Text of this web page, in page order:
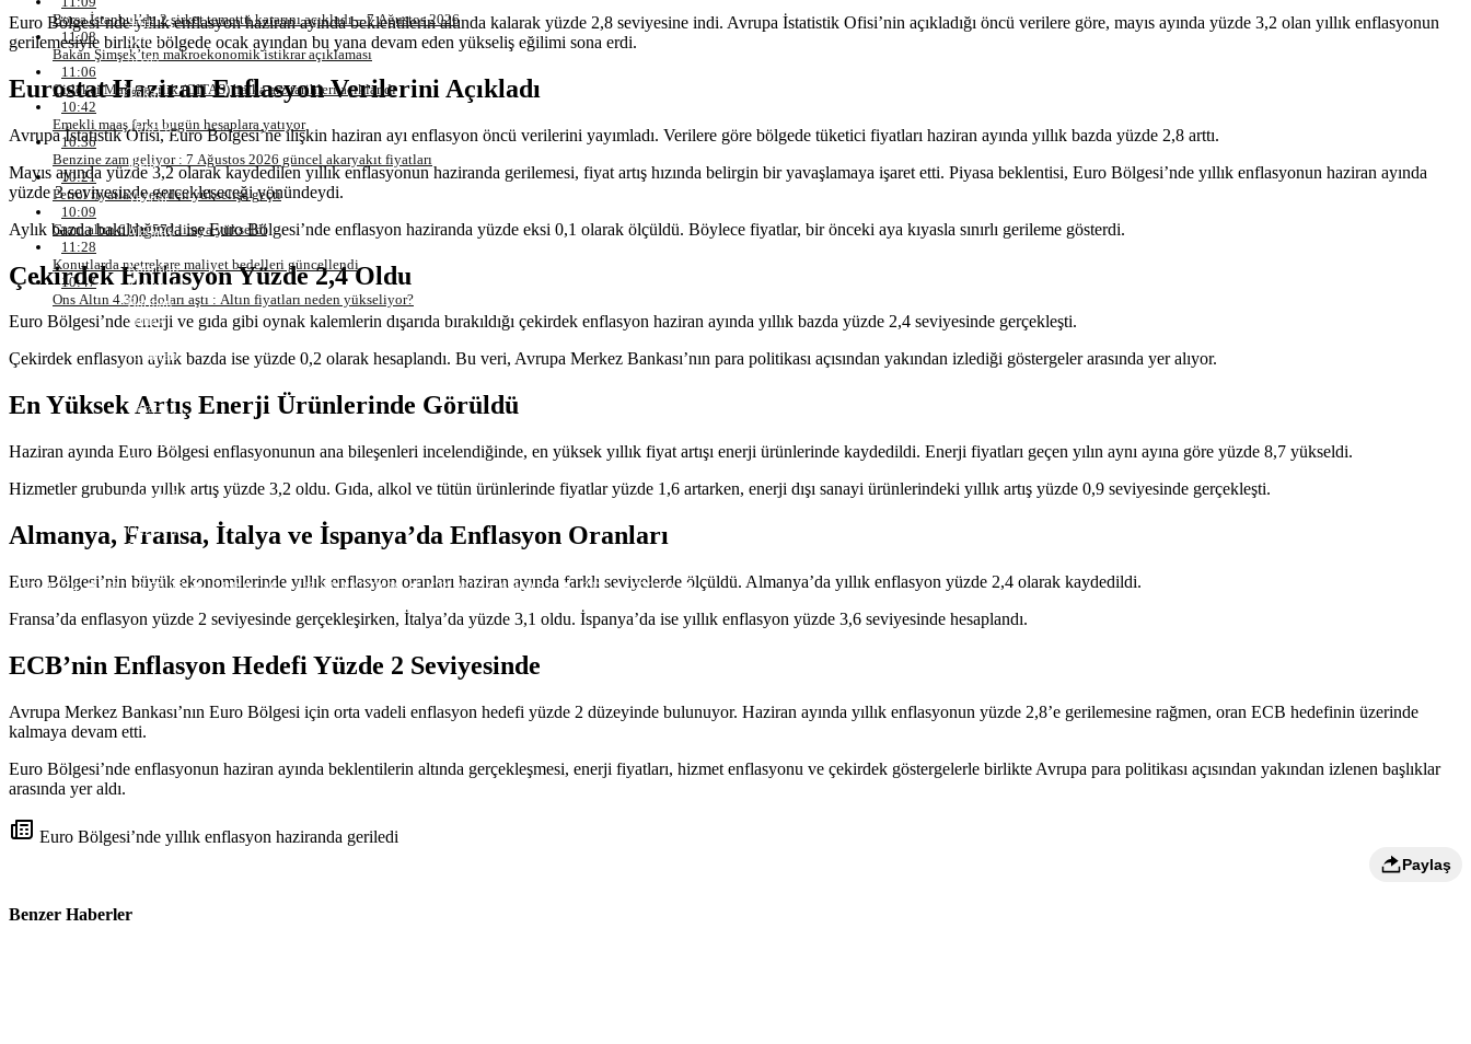
Siirt
Sinop
Sivas
Tekirdağ
Tokat
Tunceli
Şanlıurfa
Uşak
Van
Yozgat
Aksaray
Karaman
Kırıkkale
Batman
Şırnak
Ardahan
Karabük
Osmaniye
Düzce
Gazimağusa
Güzelyurt
İskele
USD 47,74 EURO 55,25 GBP 64,48 BIST 13.779,39 GR. ALTIN 6.660,55 BTC 64.972,00
Borsa İstanbul’da 2 şirket temettü kararını açıkladı – 7 Ağustos 2026
11:08
Bakan Şimşek’ten makroekonomik istikrar açıklaması
11:06
Çitlekçi Mağazacılık (CITAS) halka arz tarihleri açıklandı
10:42
Emekli maaş farkı bugün hesaplara yatıyor
10:36
Benzine zam geliyor : 7 Ağustos 2026 güncel akaryakıt fiyatları
10:21
Petrol fiyatları yeniden yükselişe geçti
10:09
Gram altın 6 bin 574 liraya yükseldi
11:28
Konutlarda metrekare maliyet bedelleri güncellendi
10:47
Ons Altın 4.300 doları aştı : Altın fiyatları neden yükseliyor?
Euro Bölgesi’nde yıllık enflasyon haziran ayında beklentilerin altında kalarak yüzde 2,8 seviyesine indi. Avrupa İstatistik Ofisi’nin açıkladığı öncü verilere göre, mayıs ayında yüzde 3,2 olan yıllık enflasyonun
gerilemesiyle birlikte bölgede ocak ayından bu yana devam eden yükseliş eğilimi sona erdi.
Eurostat Haziran Enflasyon Verilerini Açıkladı
Avrupa İstatistik Ofisi, Euro Bölgesi’ne ilişkin haziran ayı enflasyon öncü verilerini yayımladı. Verilere göre bölgede tüketici fiyatları haziran ayında yıllık bazda yüzde 2,8 arttı.
Mayıs ayında yüzde 3,2 olarak kaydedilen yıllık enflasyonun haziranda gerilemesi, fiyat artış hızında belirgin bir yavaşlamaya işaret etti. Piyasa beklentisi, Euro Bölgesi’nde yıllık enflasyonun haziran ayında
yüzde 3 seviyesinde gerçekleşeceği yönündeydi.
Aylık bazda bakıldığında ise Euro Bölgesi’nde enflasyon haziranda yüzde eksi 0,1 olarak ölçüldü. Böylece fiyatlar, bir önceki aya kıyasla sınırlı gerileme gösterdi.
Çekirdek Enflasyon Yüzde 2,4 Oldu
Euro Bölgesi’nde enerji ve gıda gibi oynak kalemlerin dışarıda bırakıldığı çekirdek enflasyon haziran ayında yıllık bazda yüzde 2,4 seviyesinde gerçekleşti.
Çekirdek enflasyon aylık bazda ise yüzde 0,2 olarak hesaplandı. Bu veri, Avrupa Merkez Bankası’nın para politikası açısından yakından izlediği göstergeler arasında yer alıyor.
En Yüksek Artış Enerji Ürünlerinde Görüldü
Haziran ayında Euro Bölgesi enflasyonunun ana bileşenleri incelendiğinde, en yüksek yıllık fiyat artışı enerji ürünlerinde kaydedildi. Enerji fiyatları geçen yılın aynı ayına göre yüzde 8,7 yükseldi.
Hizmetler grubunda yıllık artış yüzde 3,2 oldu. Gıda, alkol ve tütün ürünlerinde fiyatlar yüzde 1,6 artarken, enerji dışı sanayi ürünlerindeki yıllık artış yüzde 0,9 seviyesinde gerçekleşti.
Almanya, Fransa, İtalya ve İspanya’da Enflasyon Oranları
Euro Bölgesi’nin büyük ekonomilerinde yıllık enflasyon oranları haziran ayında farklı seviyelerde ölçüldü. Almanya’da yıllık enflasyon yüzde 2,4 olarak kaydedildi.
Fransa’da enflasyon yüzde 2 seviyesinde gerçekleşirken, İtalya’da yüzde 3,1 oldu. İspanya’da ise yıllık enflasyon yüzde 3,6 seviyesinde hesaplandı.
ECB’nin Enflasyon Hedefi Yüzde 2 Seviyesinde
Avrupa Merkez Bankası’nın Euro Bölgesi için orta vadeli enflasyon hedefi yüzde 2 düzeyinde bulunuyor. Haziran ayında yıllık enflasyonun yüzde 2,8’e gerilemesine rağmen, oran ECB hedefinin üzerinde
kalmaya devam etti.
Euro Bölgesi’nde enflasyonun haziran ayında beklentilerin altında gerçekleşmesi, enerji fiyatları, hizmet enflasyonu ve çekirdek göstergelerle birlikte Avrupa para politikası açısından yakından izlenen başlıklar
arasında yer aldı.
Euro Bölgesi’nde yıllık enflasyon haziranda geriledi
Paylaş
Benzer Haberler